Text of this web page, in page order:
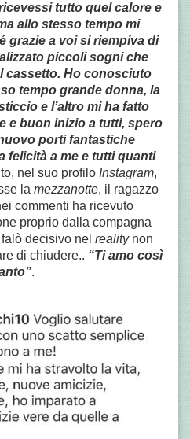
tutto quel calore e
allo stesso tempo mi
grazie a voi si riempiva di
piccoli sogni che
cassetto. Ho conosciuto
tempo grande donna, la
e l’altro mi ha fatto
e buon inizio a tutti, spero
porti fantastiche
felicità a me e tutti quanti
nel suo profilo Instagram,
la mezzanotte, il ragazzo
commenti ha ricevuto
proprio dalla compagna
decisivo nel realitynon
di chiudere.. “Ti amo così
.